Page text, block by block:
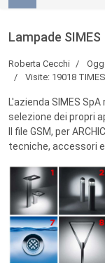
Lampade SIMES
Roberta Cecchi
Visite: 19018 TIMES
L'azienda SIMES
selezione dei propri
Il file GSM, per
tecniche, accessori